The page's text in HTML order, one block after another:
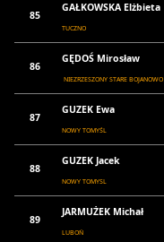
85
GAŁKOWSKA Elżbieta
TUCZNO
86
GĘDOŚ Mirosław
NIEZRZESZONY STARE BOJANOWO
87
GUZEK Ewa
NOWY TOMYŚL
88
GUZEK Jacek
NOWY TOMYSL
89
JARMUŻEK Michał
LUBOŃ